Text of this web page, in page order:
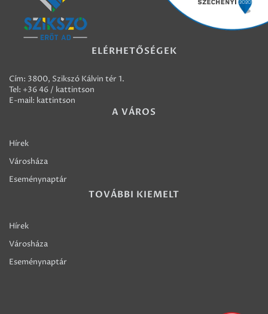
ELÉRHETŐSÉGEK
Cím: 3800, Szikszó Kálvin tér 1.
Tel: +36 46 / kattintson
E-mail: kattintson
A VÁROS
Hírek
Városháza
Eseménynaptár
TOVÁBBI KIEMELT
Hírek
Városháza
Eseménynaptár